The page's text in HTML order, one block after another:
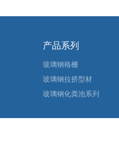
产品系列
玻璃钢格栅
玻璃钢拉挤型材
玻璃钢化粪池系列